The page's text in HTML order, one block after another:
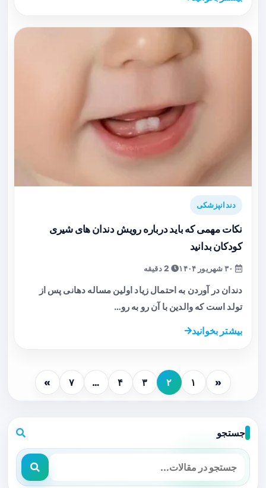
دندانپزشکی
نکات مهمی که باید درباره رویش دندان های شیری
کودکان بدانید
2 دقیقه
دندان در آوردن به احتمال زیاد اولین مساله دهانی پس از
تولد است که والدین با آن رو به رو…
بیشتر بخوانید
« ۱ ۲ ۳ ۴ … ۷ »
جستجو